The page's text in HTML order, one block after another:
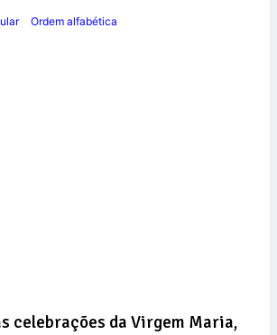
Ordem alfabética
celebrações da Virgem Maria,